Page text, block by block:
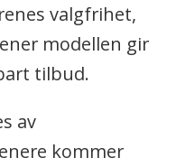
valgfrihet,
modellen gir
tilbud.
av
kommer